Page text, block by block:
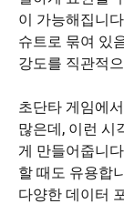
이 가능해집니
슈트로 묶여 있
강도를 직관적
초단타 게임에
많은데, 이런 시
게 만들어줍니
할 때도 유용합
다양한 데이터